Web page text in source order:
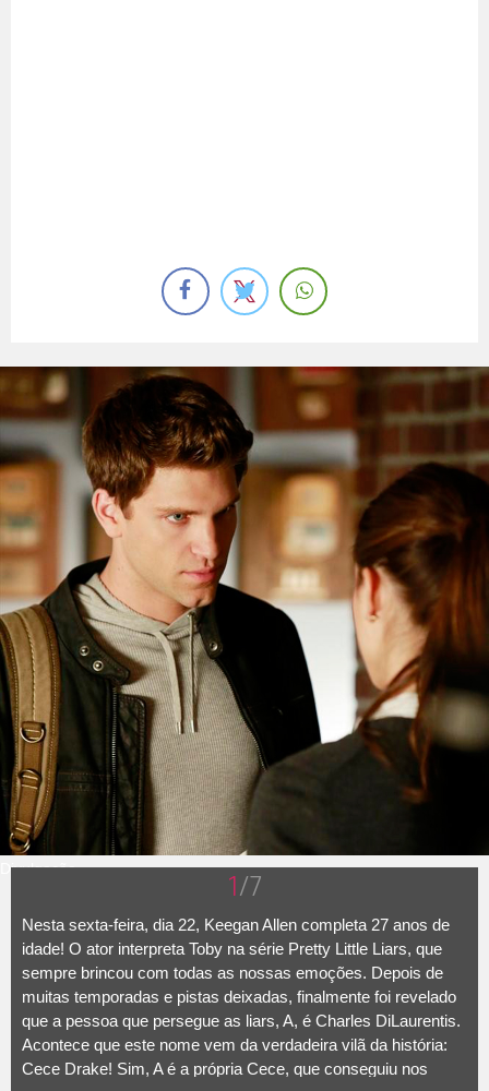
Divulgação 1/7
Nesta sexta-feira, dia 22, Keegan Allen completa 27 anos de
idade! O ator interpreta Toby na série Pretty Little Liars, que
sempre brincou com todas as nossas emoções. Depois de
muitas temporadas e pistas deixadas, finalmente foi revelado
que a pessoa que persegue as liars, A, é Charles DiLaurentis.
Acontece que este nome vem da verdadeira vilã da história:
Cece Drake! Sim, A é a própria Cece, que conseguiu nos